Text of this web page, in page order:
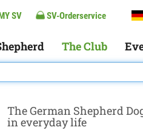
SV SV-Orderservice
The Club
The German Shepherd
in everyday life